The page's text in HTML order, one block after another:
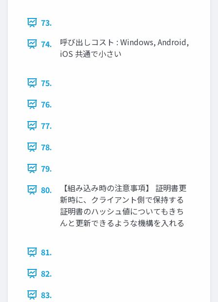
73.
74.
呼び出しコスト : Windows, Android,
iOS 共通で小さい
75.
76.
77.
78.
79.
80.
【組み込み時の注意事項】 証明書更
新時に、クライアント側で保持する
証明書のハッシュ値についてもきち
んと更新できるような機構を入れる
81.
82.
83.